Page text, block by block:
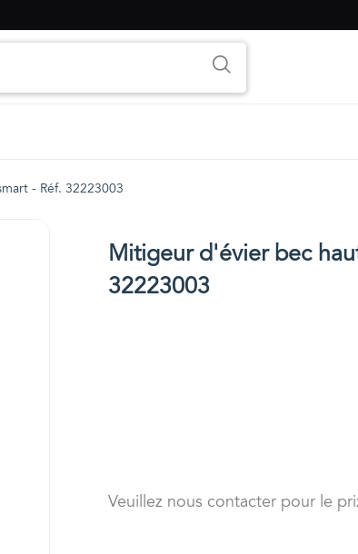
- Réf. 32223003
Mitigeur d'évier bec
32223003
Veuillez nous contacter pour le